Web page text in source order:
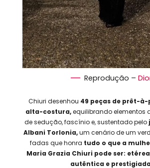
Reprodução –
Chiuri desenhou 49 peças de prêt-à-
alta-costura,equilibrando elementos
de sedução, fascínio e, sustentado pelo
Albani Torlonia,um cenário de um
fadas que honra tudo o que a
Maria Grazia Chiuri pode ser:
autêntica e